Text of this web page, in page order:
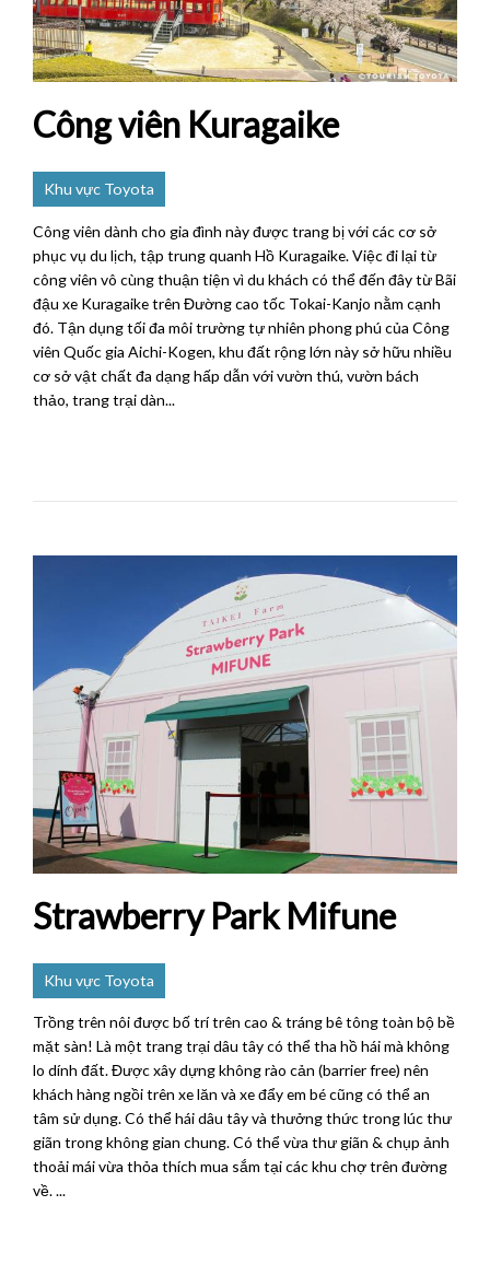
Công viên Kuragaike
Khu vực Toyota
Công viên dành cho gia đình này được trang bị với các cơ sở
phục vụ du lịch, tập trung quanh Hồ Kuragaike. Việc đi lại từ
công viên vô cùng thuận tiện vì du khách có thể đến đây từ Bãi
đậu xe Kuragaike trên Đường cao tốc Tokai-Kanjo nằm cạnh
đó. Tận dụng tối đa môi trường tự nhiên phong phú của Công
viên Quốc gia Aichi-Kogen, khu đất rộng lớn này sở hữu nhiều
cơ sở vật chất đa dạng hấp dẫn với vườn thú, vườn bách
thảo, trang trại dàn...
Strawberry Park Mifune
Khu vực Toyota
Trồng trên nôi được bố trí trên cao & tráng bê tông toàn bộ bề
mặt sàn! Là một trang trại dâu tây có thể tha hồ hái mà không
lo dính đất. Được xây dựng không rào cản (barrier free) nên
khách hàng ngồi trên xe lăn và xe đẩy em bé cũng có thể an
tâm sử dụng. Có thể hái dâu tây và thưởng thức trong lúc thư
giãn trong không gian chung. Có thể vừa thư giãn & chụp ảnh
thoải mái vừa thỏa thích mua sắm tại các khu chợ trên đường
về. ...